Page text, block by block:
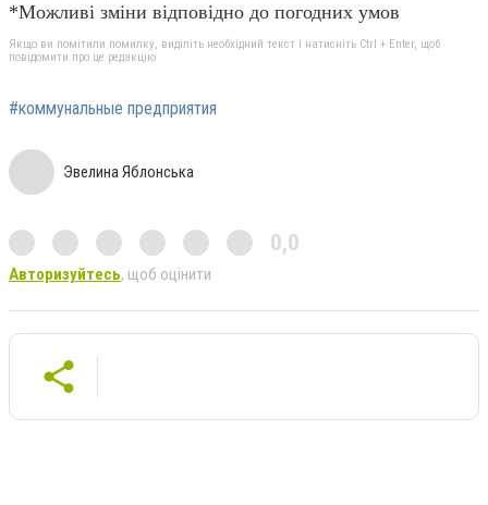
*Можливі зміни відповідно до погодних умов
Якщо ви помітили помилку, виділіть необхідний текст і натисніть Ctrl + Enter, щоб
повідомити про це редакцію
#коммунальные предприятия
Эвелина Яблонська
0,0
Авторизуйтесь, щоб оцінити